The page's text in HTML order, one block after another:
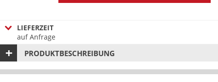
LIEFERZEIT
auf Anfrage
PRODUKTBESCHREIBUNG